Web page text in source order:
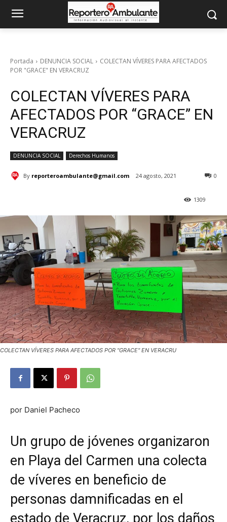
Portada DENUNCIA SOCIAL
COLECTAN VÍVERES PARA AFECTADOS
POR "GRACE" EN VERACRUZ
COLECTAN VÍVERES PARA
AFECTADOS POR “GRACE” EN
VERACRUZ
DENUNCIA SOCIAL Derechos Humanos
By reporteroambulante@gmail.com 24 agosto, 2021 0
1309
COLECTAN VÍVERES PARA AFECTADOS POR "GRACE" EN VERACRU
por Daniel Pacheco
Un grupo de jóvenes organizaron
en Playa del Carmen una colecta
de víveres en beneficio de
personas damnificadas en el
estado de Veracruz, por los daños